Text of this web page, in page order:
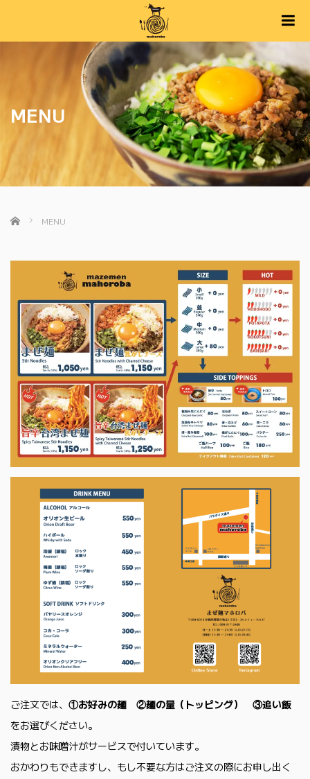
MENU
ホーム MENU
ご注文では、 ①お好みの麺 ②麺の量（トッピング） ③追い飯
をお選びください。
漬物とお味噌汁がサービスで付いています。
おかわりもできますし、もし不要な方はご注文の際にお申し出く